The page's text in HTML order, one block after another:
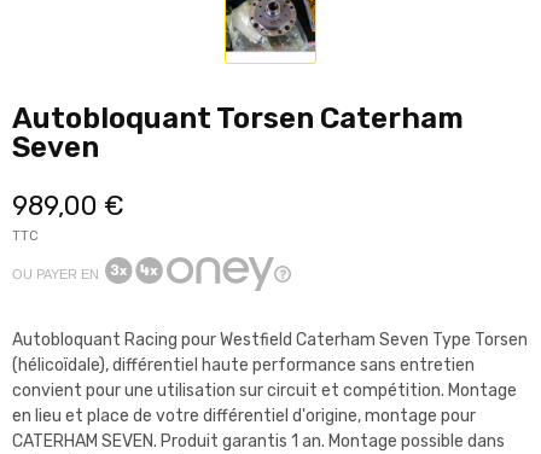
Autobloquant Torsen Caterham
Seven
989,00 €
TTC
OU PAYER EN
Autobloquant Racing pour Westfield Caterham Seven Type Torsen
(hélicoïdale), différentiel haute performance sans entretien
convient pour une utilisation sur circuit et compétition. Montage
en lieu et place de votre différentiel d'origine, montage pour
CATERHAM SEVEN. Produit garantis 1 an. Montage possible dans